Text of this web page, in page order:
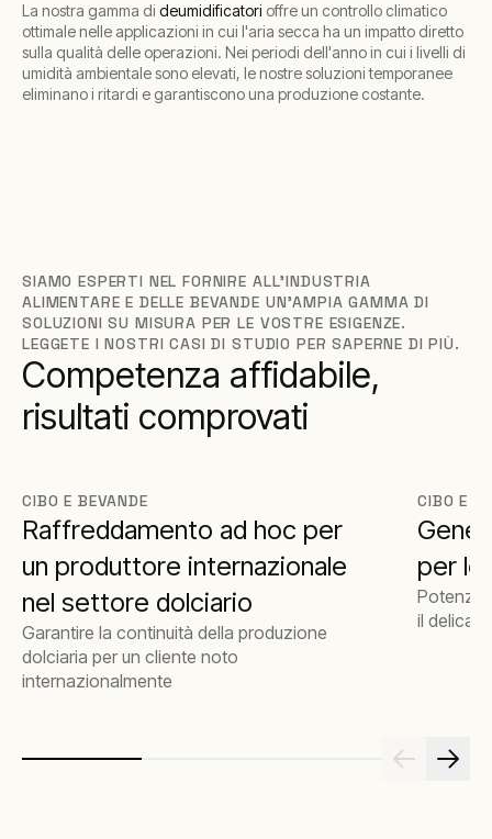
La nostra gamma di deumidificatori offre un controllo climatico
ottimale nelle applicazioni in cui l'aria secca ha un impatto diretto
sulla qualità delle operazioni. Nei periodi dell'anno in cui i livelli di
umidità ambientale sono elevati, le nostre soluzioni temporanee
eliminano i ritardi e garantiscono una produzione costante.
SIAMO ESPERTI NEL FORNIRE ALL'INDUSTRIA
ALIMENTARE E DELLE BEVANDE UN'AMPIA GAMMA DI
SOLUZIONI SU MISURA PER LE VOSTRE ESIGENZE.
LEGGETE I NOSTRI CASI DI STUDIO PER SAPERNE DI PIÙ.
Competenza affidabile,
risultati comprovati
CIBO E BEVANDE
Raffreddamento ad hoc per
un produttore internazionale
nel settore dolciario
Garantire la continuità della produzione
dolciaria per un cliente noto
internazionalmente
CIBO E
per le
Potenza
il